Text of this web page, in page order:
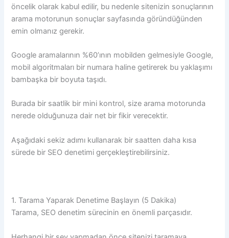
öncelik olarak kabul edilir, bu nedenle sitenizin sonuçlarının
arama motorunun sonuçlar sayfasında göründüğünden
emin olmanız gerekir.
Google aramalarının %60’ının mobilden gelmesiyle Google,
mobil algoritmaları bir numara haline getirerek bu yaklaşımı
bambaşka bir boyuta taşıdı.
Burada bir saatlik bir mini kontrol, size arama motorunda
nerede olduğunuza dair net bir fikir verecektir.
Aşağıdaki sekiz adımı kullanarak bir saatten daha kısa
sürede bir SEO denetimi gerçekleştirebilirsiniz.
1. Tarama Yaparak Denetime Başlayın (5 Dakika)
Tarama, SEO denetim sürecinin en önemli parçasıdır.